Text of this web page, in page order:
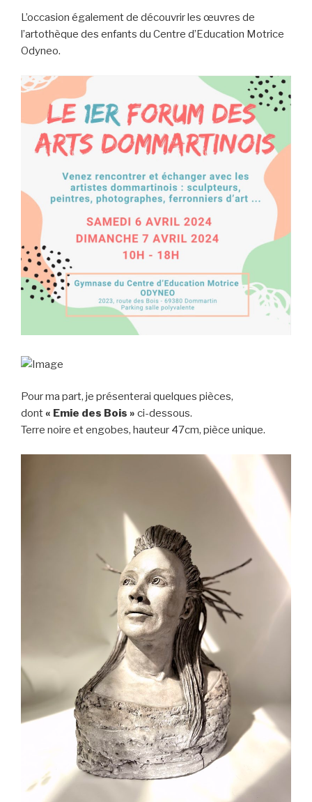
L’occasion également de découvrir les œuvres de
l’artothèque des enfants du Centre d’Education Motrice
Odyneo.
Pour ma part, je présenterai quelques pièces,
dont« Emie des Bois » ci-dessous.
Terre noire et engobes, hauteur 47cm, pièce unique.